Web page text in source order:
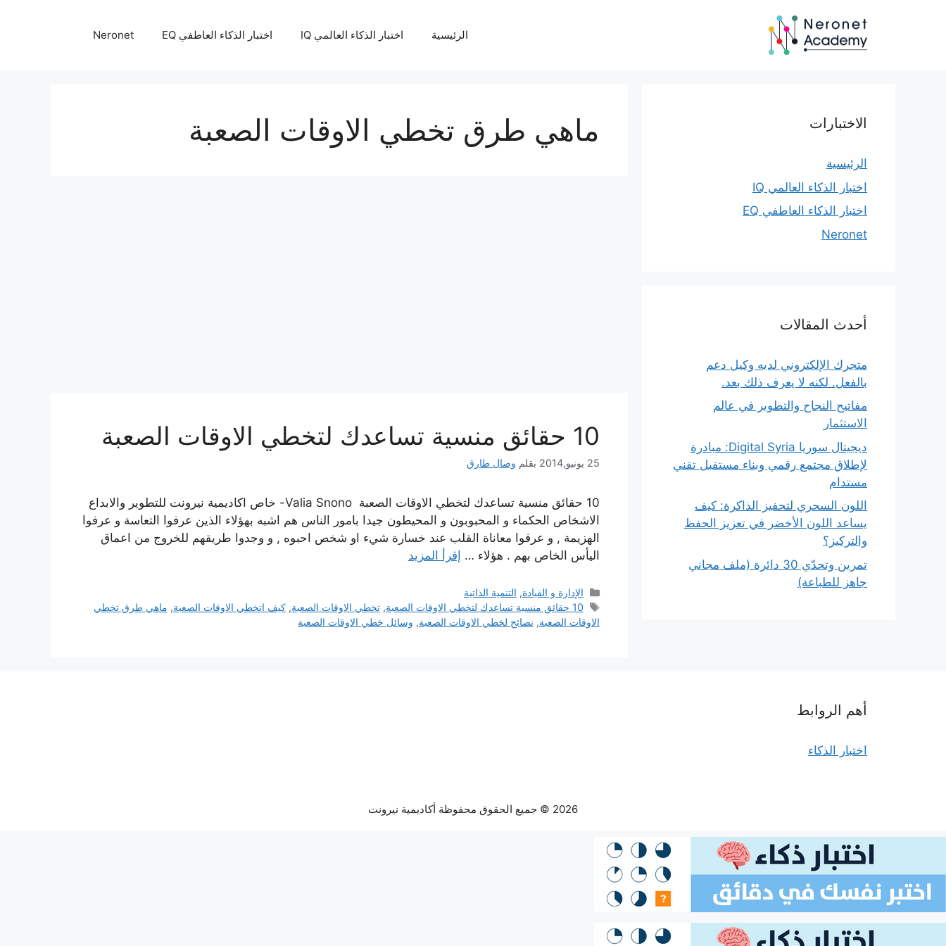
الرئيسية اختبار الذكاء العالمي IQ اختبار الذكاء العاطفي EQ Neronet
ماهي طرق تخطي الاوقات الصعبة
10 حقائق منسية تساعدك لتخطي الاوقات الصعبة
25 يونيو,2014 بقلم وصال طارق
10 حقائق منسية تساعدك لتخطي الاوقات الصعبة Valia Snono- خاص اكاديمية نيرونت للتطوير والابداع
الاشخاص الحكماء و المحبوبون و المحيطون جيدا بامور الناس هم اشبه بهؤلاء الذين عرفوا التعاسة و عرفوا
الهزيمة , و عرفوا معاناة القلب عند خسارة شيء او شخص احبوه , و وجدوا طريقهم للخروج من اعماق
اليأس الخاص بهم . هؤلاء … إقرأ المزيد
التصنيفات
الإدارة و القيادة, التنمية الذاتية
الوسوم
10 حقائق منسية تساعدك لتخطي الاوقات الصعبة ,تخطي الاوقات الصعبة,كيف اتخطي الاوقات الصعبة, ماهي طرق تخطي
الاوقات الصعبة, نصائح لخطي الاوقات الصعبة, وسائل خطي الاوقات الصعبة
الاختبارات
الرئيسية
اختبار الذكاء العالمي IQ
اختبار الذكاء العاطفي EQ
Neronet
أحدث المقالات
متجرك الإلكتروني لديه وكيل دعم
بالفعل. لكنه لا يعرف ذلك بعد.
مفاتيح النجاح والتطوير في عالم
الاستثمار
ديجيتال سوريا Digital Syria: مبادرة
لإطلاق مجتمع رقمي وبناء مستقبل تقني
مستدام
اللون السحري لتحفيز الذاكرة: كيف
يساعد اللون الأخضر في تعزيز الحفظ
والتركيز؟
تمرين وتحدّي 30 دائرة (ملف مجاني
جاهز للطباعة)
أهم الروابط
اختبار الذكاء
2026 © جميع الحقوق محفوظة أكاديمية نيرونت